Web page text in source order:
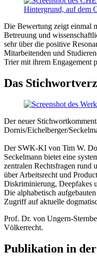
Die Bewertung zeigt einmal
Betreuung und
sehr über die positive
Mitarbeitenden und
Trier mit ihrem Engagement
Das
Der neuer
Dornis/Eichelberger/
Der SWK-KI von Tim W.
Seckelmann bietet eine
zentralen Rechtsfragen
über Arbeitsrecht und
Diskriminierung, Deepfakes
Die alphabetisch
Zugriff auf aktuelle
Prof. Dr. von Ungern-
Völkerrecht.
Publikation in